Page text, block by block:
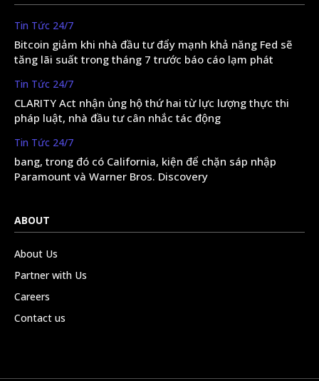
Tin Tức 24/7
Bitcoin giảm khi nhà đầu tư đẩy mạnh khả năng Fed sẽ
tăng lãi suất trong tháng 7 trước báo cáo lạm phát
Tin Tức 24/7
CLARITY Act nhận ủng hộ thứ hai từ lực lượng thực thi
pháp luật, nhà đầu tư cân nhắc tác động
Tin Tức 24/7
bang, trong đó có California, kiện để chặn sáp nhập
Paramount và Warner Bros. Discovery
ABOUT
About Us
Partner with Us
Careers
Contact us